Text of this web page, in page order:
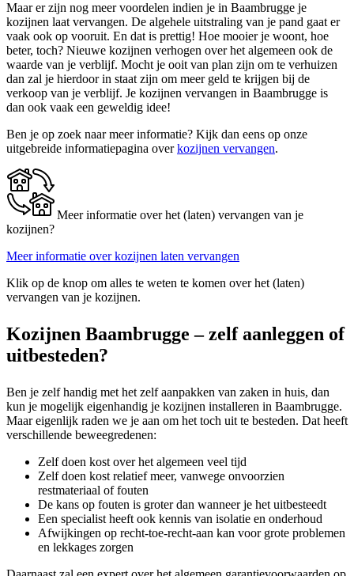
Maar er zijn nog meer voordelen indien je in Baambrugge je
kozijnen laat vervangen. De algehele uitstraling van je pand gaat er
vaak ook op vooruit. En dat is prettig! Hoe mooier je woont, hoe
beter, toch? Nieuwe kozijnen verhogen over het algemeen ook de
waarde van je verblijf. Mocht je ooit van plan zijn om te verhuizen
dan zal je hierdoor in staat zijn om meer geld te krijgen bij de
verkoop van je verblijf. Je kozijnen vervangen in Baambrugge is
dan ook vaak een geweldig idee!
Ben je op zoek naar meer informatie? Kijk dan eens op onze
uitgebreide informatiepagina overkozijnen vervangen.
Meer informatie over het (laten) vervangen van je
kozijnen?
Meer informatie over kozijnen laten vervangen
Klik op de knop om alles te weten te komen over het (laten)
vervangen van je kozijnen.
Kozijnen Baambrugge – zelf aanleggen of
uitbesteden?
Ben je zelf handig met het zelf aanpakken van zaken in huis, dan
kun je mogelijk eigenhandig je kozijnen installeren in Baambrugge.
Maar eigenlijk raden we je aan om het toch uit te besteden. Dat heeft
verschillende beweegredenen:
Zelf doen kost over het algemeen veel tijd
Zelf doen kost relatief meer, vanwege onvoorzien
restmateriaal of fouten
De kans op fouten is groter dan wanneer je het uitbesteedt
Een specialist heeft ook kennis van isolatie en onderhoud
Afwijkingen op recht-toe-recht-aan kan voor grote problemen
en lekkages zorgen